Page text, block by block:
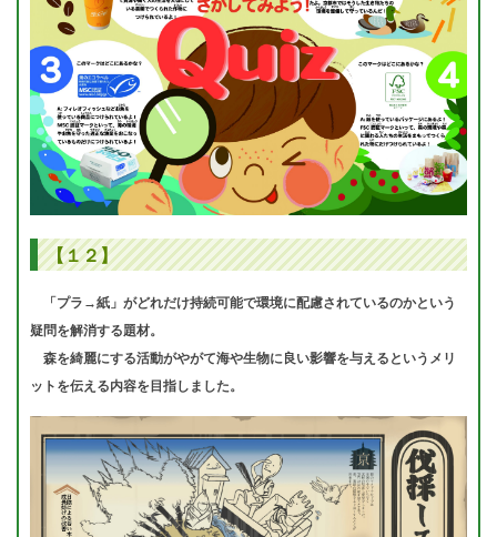
【１２】
「プラ→紙」がどれだけ持続可能で環境に配慮されているのかという
疑問を解消する題材。
森を綺麗にする活動がやがて海や生物に良い影響を与えるというメリ
ットを伝える内容を目指しました。